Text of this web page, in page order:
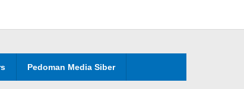
Pedoman Media Siber